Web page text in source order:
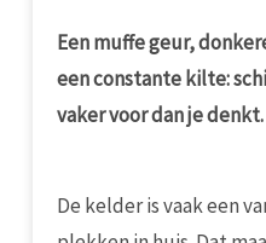
Een muffe geur,
een constante kilte:
vaker voor dan je denkt.
De kelder is vaak een